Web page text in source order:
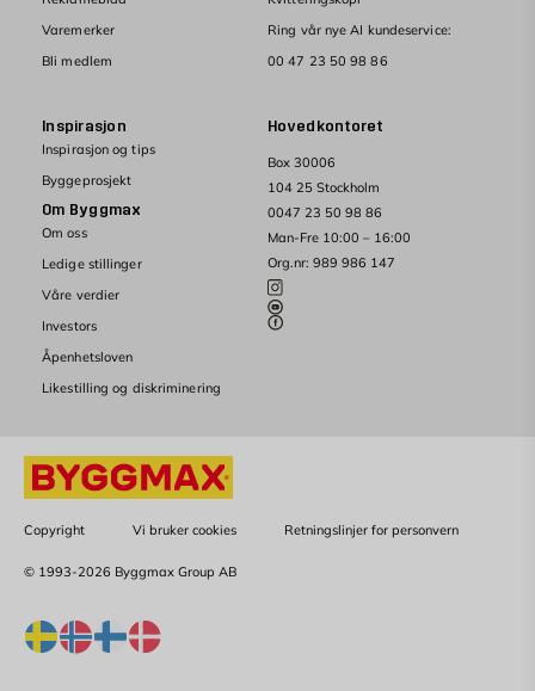
Hovedkontoret
Box 30006
104 25 Stockholm
0047 23 50 98 86
Man-Fre 10:00 – 16:00
Org.nr: 989 986 147
Varemerker
Bli medlem
Ring vår nye AI kundeservice:
00 47 23 50 98 86
Inspirasjon
Inspirasjon og tips
Byggeprosjekt
Om Byggmax
Om oss
Ledige stillinger
Våre verdier
Investors
Åpenhetsloven
Likestilling og diskriminering
Copyright Vi bruker cookies Retningslinjer for personvern
© 1993-2026 Byggmax Group AB